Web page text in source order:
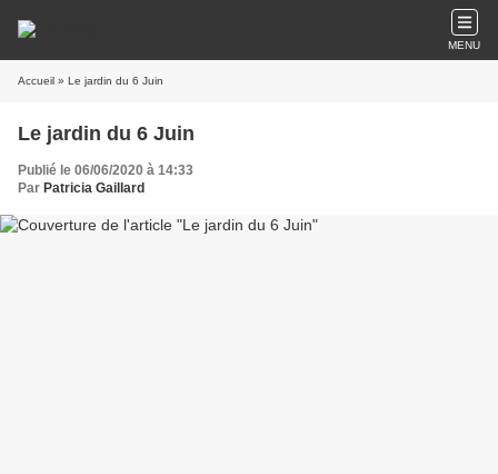
MENU
Accueil » Le jardin du 6 Juin
Le jardin du 6 Juin
Publié le 06/06/2020 à 14:33
Par Patricia Gaillard